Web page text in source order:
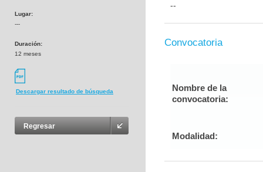
Lugar:
---
Duración:
12 meses
Descargar resultado de búsqueda
Regresar
--
Convocatoria
Nombre de la
convocatoria:
Modalidad: